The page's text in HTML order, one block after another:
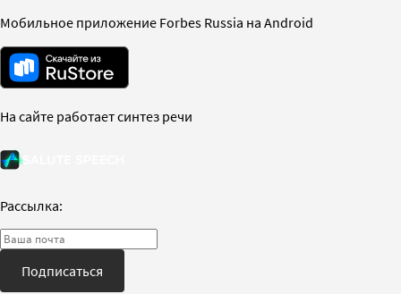
Мобильное приложение Forbes Russia на Android
На сайте работает синтез речи
Рассылка:
Подписаться